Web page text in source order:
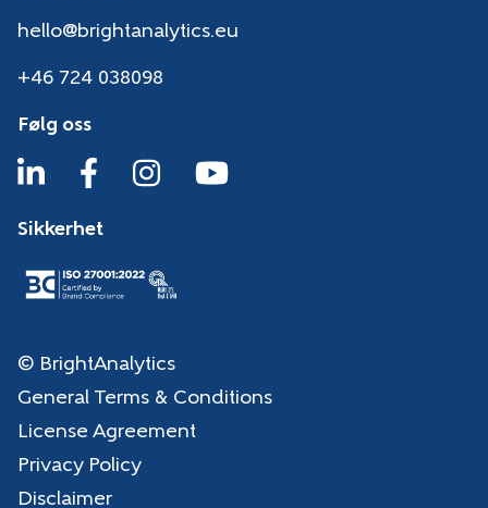
hello@brightanalytics.eu
+46 724 038098
Følg oss
Sikkerhet
© BrightAnalytics
General Terms & Conditions
License Agreement
Privacy Policy
Disclaimer